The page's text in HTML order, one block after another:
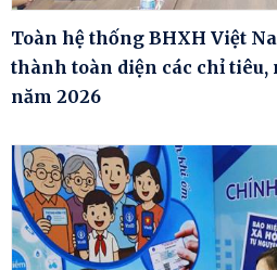
Toàn hệ thống BHXH Việt
thành toàn diện các chỉ tiêu,
năm 2026